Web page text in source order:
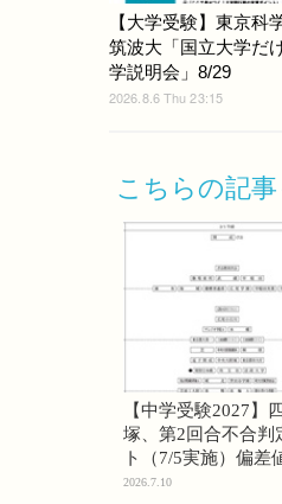
【大学受験】東京科
筑波大「国立大学だ
学説明会」8/29
2026.8.6 Thu 23:15
こちらの記
【中学受験2027】
塚、第2回合不合判
ト（7/5実施）偏
74・桜蔭70＜PR＞
2026.7.10